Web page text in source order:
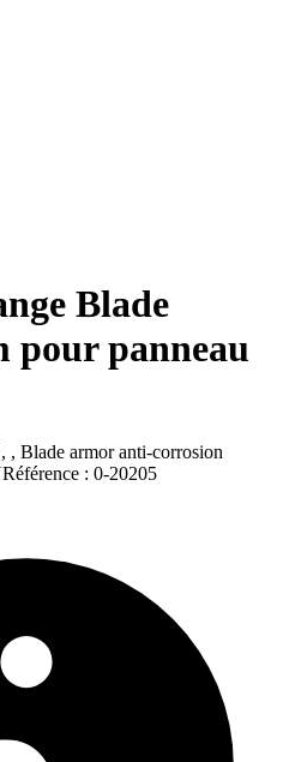
Blade
pour panneau
Blade armor anti-corrosion
Référence : 0-20205